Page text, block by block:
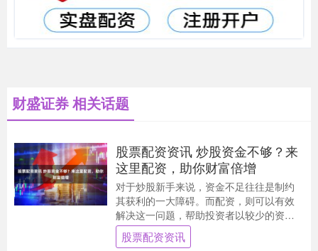
财盛证券 相关话题
股票配资资讯 炒股资金不够？来
这里配资，助你财富倍增
对于炒股新手来说，资金不足往往是制约
其获利的一大障碍。而配资，则可以有效
解决这一问题，帮助投资者以较少的资金
撬动更大的杠杆，从而获得更高的收益。
恒信配资是国内....
股票配资资讯